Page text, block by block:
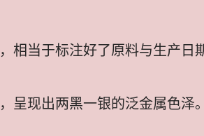
相当于标注好了原料与生产日
呈现出两黑一银的泛金属色泽